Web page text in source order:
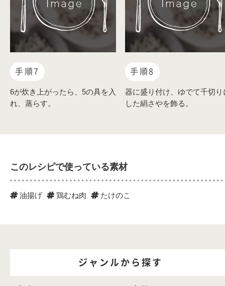
手順7
6が炊き上がったら、5の具を入
れ、蒸らす。
手順8
器に盛り付け、ゆでて千切り
した絹さやを飾る。
このレシピで使っている素材
油揚げ 鶏むね肉 たけのこ
ジャンルから探す